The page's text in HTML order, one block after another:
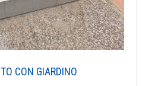
CON GIARDINO